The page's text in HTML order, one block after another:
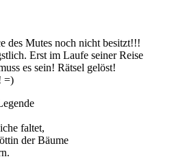
des Mutes noch nicht besitzt!!!
Erst im Laufe seiner Reise
es sein! Rätsel gelöst!
=)
faltet,
der Bäume